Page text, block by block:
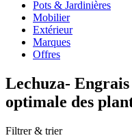
Pots & Jardinières
Mobilier
Extérieur
Marques
Offres
Lechuza-
optimale des
Filtrer & trier